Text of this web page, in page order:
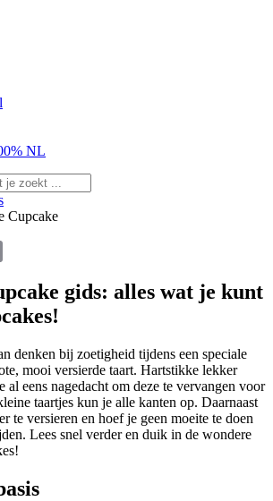
NL
gids: alles wat je kunt
denken bij zoetigheid tijdens een speciale
mooi versierde taart. Hartstikke lekker
al eens nagedacht om deze te vervangen voor
taartjes kun je alle kanten op. Daarnaast
te versieren en hoef je geen moeite te doen
Lees snel verder en duik in de wondere